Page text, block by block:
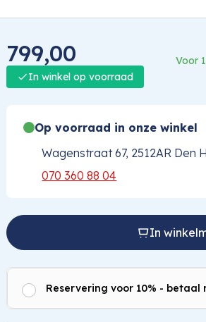
799,00
Voor
In winkel op voorraad
Op voorraad in onze winkel
Wagenstraat 67, 2512AR Den
070 360 88 04
In
Reservering voor 10% -